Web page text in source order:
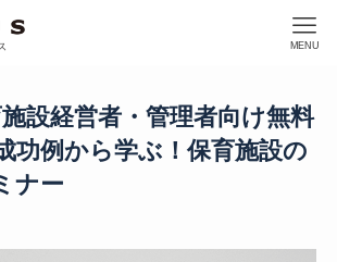
MENU
設経営者・管理者向け無料
功例から学ぶ！保育施設の
ナー